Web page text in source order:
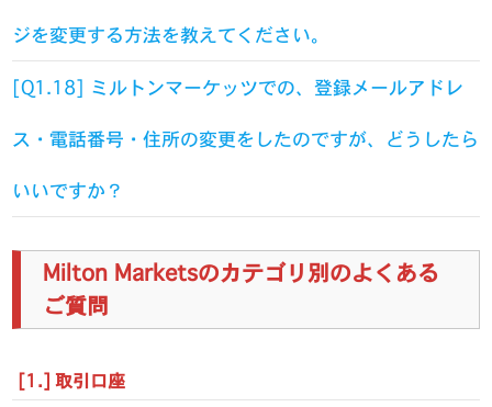
ジを変更する方法を教えてください。
[Q1.18] ミルトンマーケッツでの、登録メールアドレ
ス・電話番号・住所の変更をしたのですが、どうしたら
いいですか？
Milton Marketsのカテゴリ別のよくある
ご質問
[1.] 取引口座